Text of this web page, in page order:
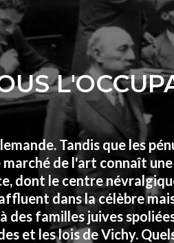
Tandis que les
marché de l'art connaît
dont le centre
dans la célèbre
des familles juives
et les lois de Vichy.